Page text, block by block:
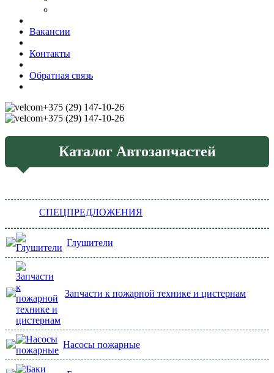
Вакансии
Контакты
Обратная связь
+375 (29) 147-10-26
+375 (29) 147-10-26
Каталог Автозапчастей
СПЕЦПРЕДЛОЖЕНИЯ
Глушители
Запчасти к пожарной технике и цистернам
Насосы пожарные